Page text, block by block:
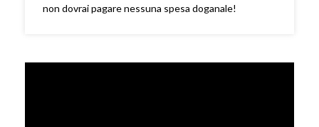
non dovrai pagare nessuna spesa doganale!